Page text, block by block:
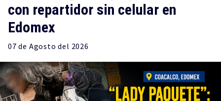
con repartidor sin celular en
Edomex
07 de Agosto del 2026